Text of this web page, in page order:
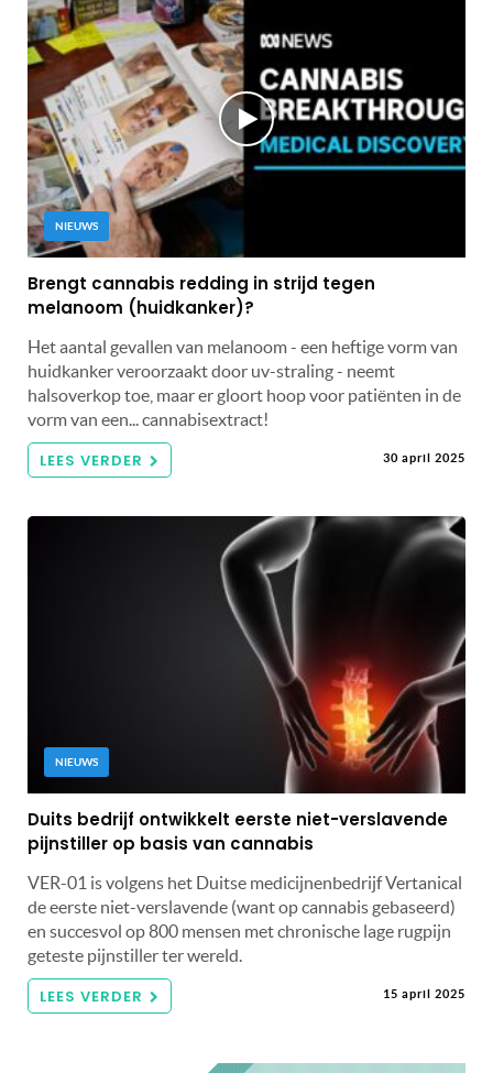
NIEUWS
Brengt cannabis redding in strijd tegen
melanoom (huidkanker)?
Het aantal gevallen van melanoom - een heftige vorm van
huidkanker veroorzaakt door uv-straling - neemt
halsoverkop toe, maar er gloort hoop voor patiënten in de
vorm van een... cannabisextract!
LEES VERDER 30 april 2025
NIEUWS
Duits bedrijf ontwikkelt eerste niet-verslavende
pijnstiller op basis van cannabis
VER-01 is volgens het Duitse medicijnenbedrijf Vertanical
de eerste niet-verslavende (want op cannabis gebaseerd)
en succesvol op 800 mensen met chronische lage rugpijn
geteste pijnstiller ter wereld.
LEES VERDER 15 april 2025